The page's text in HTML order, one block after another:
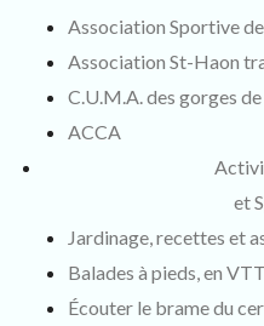
Association Sportive
Association St-Haon
C.U.M.A. des gorges de
ACCA
et
Jardinage, recettes et
Balades à pieds, en
Écouter le brame du